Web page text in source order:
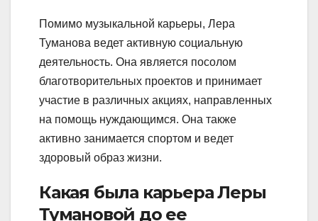
Помимо музыкальной карьеры, Лера
Туманова ведет активную социальную
деятельность. Она является посолом
благотворительных проектов и принимает
участие в различных акциях, направленных
на помощь нуждающимся. Она также
активно занимается спортом и ведет
здоровый образ жизни.
Какая была карьера Леры
Тумановой до ее